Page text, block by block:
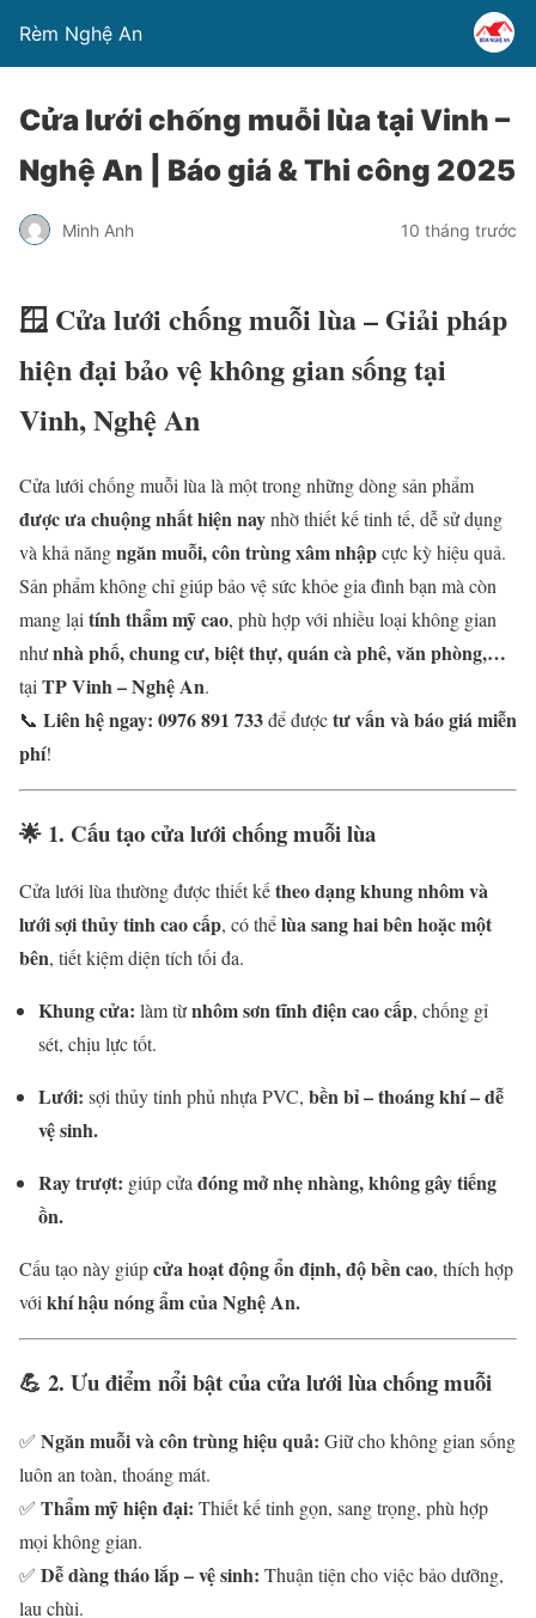
Rèm Nghệ An
Cửa lưới chống muỗi lùa tại Vinh –
Nghệ An | Báo giá & Thi công 2025
Minh Anh 10 tháng trước
🪟 Cửa lưới chống muỗi lùa – Giải pháp
hiện đại bảo vệ không gian sống tại
Vinh, Nghệ An
Cửa lưới chống muỗi lùa là một trong những dòng sản phẩm
được ưa chuộng nhất hiện naynhờ thiết kế tinh tế, dễ sử dụng
và khả năngngăn muỗi, côn trùng xâm nhậpcực kỳ hiệu quả.
Sản phẩm không chỉ giúp bảo vệ sức khỏe gia đình bạn mà còn
mang lại tính thẩm mỹ cao, phù hợp với nhiều loại không gian
nhưnhà phố, chung cư, biệt thự, quán cà phê, văn phòng,…
tại TP Vinh – Nghệ An.
📞 Liên hệ ngay: 0976 891 733để đượctư vấn và báo giá miễn
phí!
🌟 1. Cấu tạo cửa lưới chống muỗi lùa
Cửa lưới lùa thường được thiết kếtheo dạng khung nhôm và
lưới sợi thủy tinh cao cấp, có thểlùa sang hai bên hoặc một
bên, tiết kiệm diện tích tối đa.
Khung cửa: làm từnhôm sơn tĩnh điện cao cấp, chống gỉ
sét, chịu lực tốt.
Lưới: sợi thủy tinh phủ nhựa PVC, bền bỉ – thoáng khí – dễ
vệ sinh.
Ray trượt: giúp cửađóng mở nhẹ nhàng, không gây tiếng
ồn.
Cấu tạo này giúpcửa hoạt động ổn định, độ bền cao, thích hợp
vớikhí hậu nóng ẩm của Nghệ An.
💪 2. Ưu điểm nổi bật của cửa lưới lùa chống muỗi
✅ Ngăn muỗi và côn trùng hiệu quả: Giữ cho không gian sống
luôn an toàn, thoáng mát.
✅ Thẩm mỹ hiện đại: Thiết kế tinh gọn, sang trọng, phù hợp
mọi không gian.
✅ Dễ dàng tháo lắp – vệ sinh: Thuận tiện cho việc bảo dưỡng,
lau chùi.